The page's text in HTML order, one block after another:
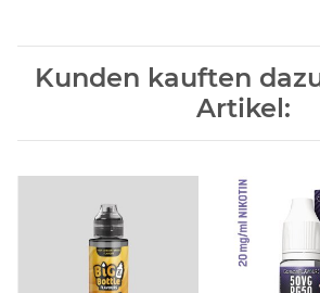
Kunden kauften
Artikel: